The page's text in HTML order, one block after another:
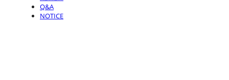
Q&A
NOTICE